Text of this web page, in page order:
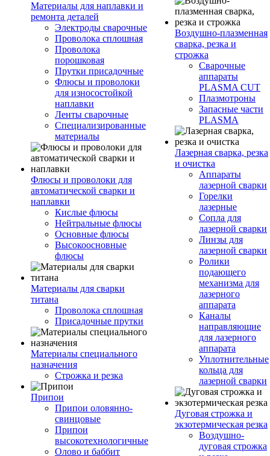
Материалы для наплавки и
ремонта деталей
Электроды сварочные
Проволока сплошная
Проволока
порошковая
Прутки присадочные
Флюсы и проволоки
для износостойкой
наплавки
Ленты сварочные
Специализированные
материалы
Флюсы и проволоки для
автоматической сварки и
наплавки
Кислые флюсы
Нейтральные флюсы
Основные флюсы
Высокоосновные
флюсы
Материалы для сварки
титана
Проволока сплошная
Присадочные прутки
Материалы специального
назначения
Строжка и резка
Припои
Припои оловянно-
свинцовые
Припои
высокотехнологичные
Олово и баббит
Воздушно-плазменная
сварка, резка и
строжка
Сварочные
аппараты
PLASMA CUT
Плазмотроны
Запасные части
PLASMA
Лазерная сварка, резка
и очистка
Аппараты
лазерной сварки
Горелки
лазерные
Сопла для
лазерной сварки
Линзы для
лазерной сварки
Ролики
подающего
механизма для
лазерного
аппарата
Каналы
направляющие
для лазерного
аппарата
Уплотнительные
кольца для
лазерной сварки
Дуговая строжка и
экзотермическая резка
Воздушно-
дуговая строжка